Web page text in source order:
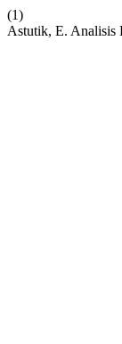
(1)
Astutik, E. Analisis